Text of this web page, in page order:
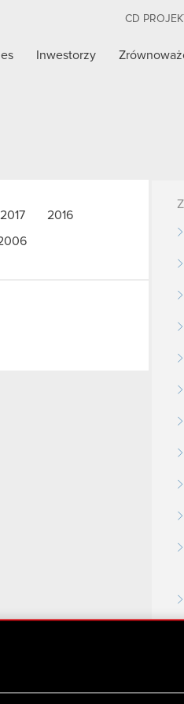
CD
Inwestorzy
2017 2016